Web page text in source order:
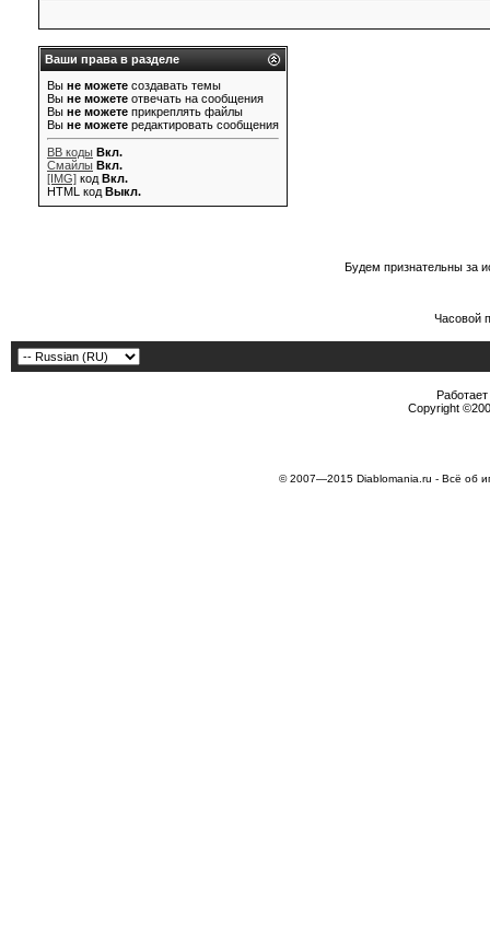
Ваши права в разделе
Вы не можете создавать темы
Вы не можете отвечать на сообщения
Вы не можете прикреплять файлы
Вы не можете редактировать сообщения
BB коды Вкл.
Смайлы Вкл.
[IMG] код Вкл.
HTML код Выкл.
Будем признательны за
Часовой
Copyright
© 2007—2015 Diablomania.ru - Всё об